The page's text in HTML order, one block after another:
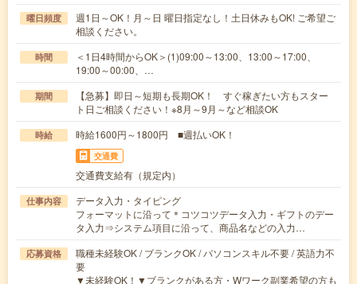
曜日頻度
週1日～OK！月～日 曜日指定なし！土日休みもOK! ご希望ご
相談ください。
時間
＜1日4時間からOK＞(1)09:00～13:00、13:00～17:00、
19:00～00:00、…
期間
【急募】即日～短期も長期OK！ すぐ稼ぎたい方もスター
ト日ご相談ください！※8月～9月～など相談OK
時給 時給1600円～1800円 ■週払いOK！
交通費
交通費支給有（規定内）
仕事内容
データ入力・タイピング
フォーマットに沿って＊コツコツデータ入力・ギフトのデー
タ入力⇒システム項目に沿って、商品名などの入力…
応募資格
職種未経験OK / ブランクOK / パソコンスキル不要 / 英語力不
要
▼未経験OK！▼ブランクがある方・Wワーク副業希望の方も